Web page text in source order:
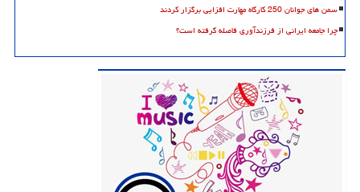
سمن های جوانان 250 کارگاه مهارت افزایی برگزار کردند
چرا جامعه ایرانی از فرزندآوری فاصله گرفته است؟